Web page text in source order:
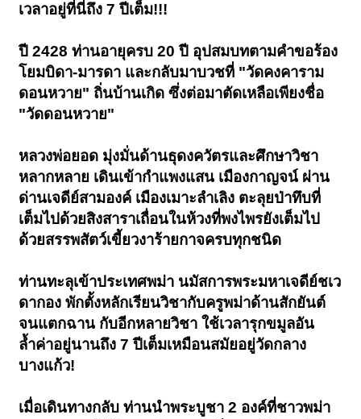
เวลาอยู่ที่นี่ถึง 7 ปีเต็ม!!!
ปี 2428 ท่านอายุครบ 20 ปี อุปสมบทตามคำขอร้อง
โยมบิดา-มารดา และกลับมาบวชที่ "วัดคงคาราม
ดอนหวาย" ถิ่นบ้านเกิด ซึ่งต่อมาตัดเหลือเพียงชื่อ
"วัดดอนหวาย"
หลวงพ่อยอด มุ่งมั่นด้านธุดงควัตรและศึกษาวิชา
หลากหลาย เดินเข้ากำแพงแสน เมืองกาญจน์ ผ่าน
ด่านเจดีย์สามองค์ เมืองเมาะลำเลิง ตะลุยป่าทึบที่
เต็มไปด้วยสิงสาราเถื่อนในห้วงที่พงไพรยังเต็มไป
ด้วยสรรพสัตว์เขี้ยวงาร้ายกาจครบทุกชนิด
ท่านทะลุเข้าประเทศพม่า นมัสการพระมหาเจดีย์ชเว
ดากอง พักตั้งหลักเรียนวิชากับครูพม่าด้านสักยันต์
จนแตกฉาน กับอีกหลายวิชา ใช้เวลารุกขมูลอัน
ล้ำค่าอยู่นานถึง 7 ปีเต็มเหมือนสมัยอยู่วัดกลาง
บางแก้ว!
เมื่อเดินทางกลับ ท่านนำพระบูชา 2 องค์ที่ชาวพม่า